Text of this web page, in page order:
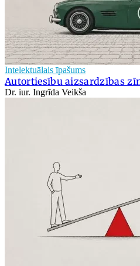
Intelektuālais īpašums
Autortiesību aizsardzības
Dr. iur. Ingrīda Veikša